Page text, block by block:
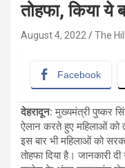
तोहफा, किया ये
August 4, 2022 The
Facebook
देहरादून:मुख्यमंत्री पुष्कर
ऐलान करते हुए महिलाओं को
इस बार भी महिलाओं को
तोहफा दिया है। जानकारी